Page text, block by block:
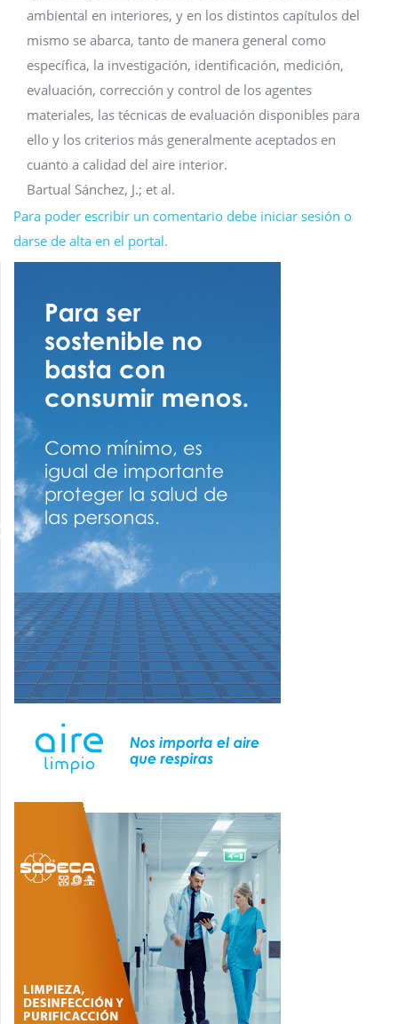
ambiental en interiores, y en los distintos capítulos del
mismo se abarca, tanto de manera general como
específica, la investigación, identificación, medición,
evaluación, corrección y control de los agentes
materiales, las técnicas de evaluación disponibles para
ello y los criterios más generalmente aceptados en
cuanto a calidad del aire interior.
Bartual Sánchez, J.; et al.
Para poder escribir un comentario debe iniciar sesión o
darse de alta en el portal.